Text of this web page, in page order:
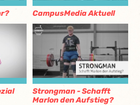
CampusMedia Aktuell
Strongman - Schafft
Marlon den Aufstieg?